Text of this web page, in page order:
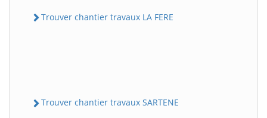
Trouver chantier travaux LA FERE
Trouver chantier travaux SARTENE